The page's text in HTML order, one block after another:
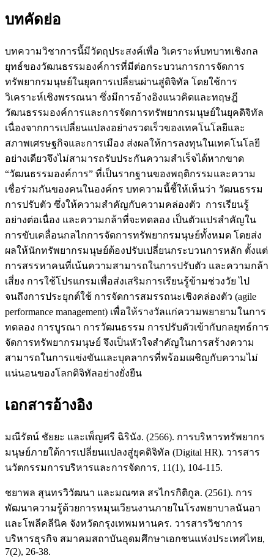
บทคัดย่อ
บทความวิชาการนี้มีวัตถุประสงค์เพื่อ วิเคราะห์บทบาทเชิงกล
ยุทธ์ของวัฒนธรรมองค์การที่มีต่อกระบวนการการจัดการ
ทรัพยากรมนุษย์ในยุคการเปลี่ยนผ่านสู่ดิจิทัล โดยใช้การ
วิเคราะห์เชิงพรรณนา ซึ่งมีการอ้างอิงแนวคิดและทฤษฎี
วัฒนธรรมองค์การและการจัดการทรัพยากรมนุษย์ในยุคดิจิทัล
เนื่องจากการเปลี่ยนแปลงอย่างรวดเร็วของเทคโนโลยีและ
สภาพเศรษฐกิจและการเมือง ส่งผลให้การลงทุนในเทคโนโลยี
อย่างเดียวจึงไม่สามารถรับประกันความสำเร็จได้หากขาด
“วัฒนธรรมองค์การ” ที่เป็นรากฐานของพฤติกรรมและความ
เชื่อร่วมกันของคนในองค์กร บทความนี้ชี้ให้เห็นว่า วัฒนธรรม
การปรับตัว ซึ่งให้ความสำคัญกับความคล่องตัว การเรียนรู้
อย่างต่อเนื่อง และความกล้าที่จะทดลอง เป็นตัวแปรสำคัญใน
การขับเคลื่อนกลไกการจัดการทรัพยากรมนุษย์ทั้งหมด โดยส่ง
ผลให้นักทรัพยากรมนุษย์ต้องปรับเปลี่ยนกระบวนการหลัก ตั้งแต่
การสรรหาคนที่เน้นความสามารถในการปรับตัว และความกล้า
เสี่ยง การใช้โปรแกรมเพื่อส่งเสริมการเรียนรู้ข้ามช่วงวัย ไป
จนถึงการประยุกต์ใช้ การจัดการสมรรถนะเชิงคล่องตัว (agile
performance management) เพื่อให้รางวัลแก่ความพยายามในการ
ทดลอง การบูรณา การวัฒนธรรม การปรับตัวเข้ากับกลยุทธ์การ
จัดการทรัพยากรมนุษย์ จึงเป็นหัวใจสำคัญในการสร้างความ
สามารถในการแข่งขันและบุคลากรที่พร้อมเผชิญกับความไม่
แน่นอนของโลกดิจิทัลอย่างยั่งยืน
เอกสารอ้างอิง
มณีรัตน์ ชัยยะ และเพ็ญศรี ฉิรินัง. (2566). การบริหารทรัพยากร
มนุษย์ภายใต้การเปลี่ยนแปลงสู่ยุคดิจิทัล (Digital HR). วารสาร
นวัตกรรมการบริหารและการจัดการ, 11(1), 104-115.
ชยาพล สุนทรวิวัฒนา และมณฑล สรไกรกิติกูล. (2561). การ
พัฒนาความรู้ด้วยการหมุนเวียนงานภายในโรงพยาบาลนันอา
และโพลีคลีนิค จังหวัดกรุงเทพมหานคร. วารสารวิชาการ
บริหารธุรกิจ สมาคมสถาบันอุดมศึกษาเอกชนแห่งประเทศไทย,
7(2), 26-38.